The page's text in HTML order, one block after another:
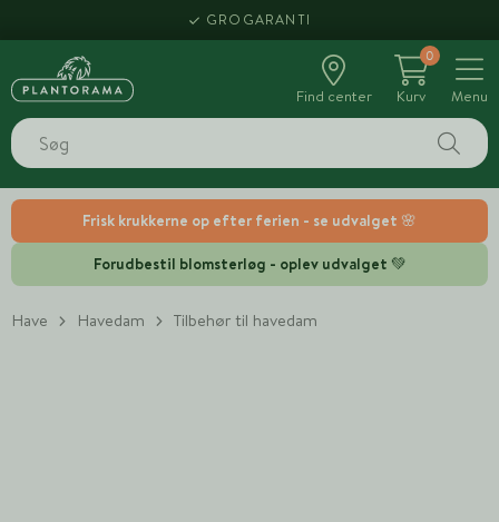
Frisk krukkerne op efter ferien - se udvalget 🌸
Forudbestil blomsterløg - oplev udvalget 💚
GROGARANTI
Find center
0
Kurv
Menu
Have Havedam Tilbehør til havedam